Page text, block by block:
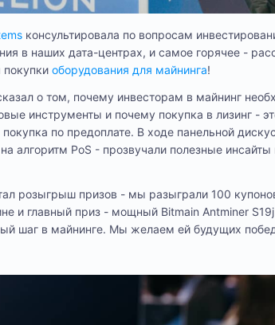
консультировала по вопросам
в наших дата-центрах, и самое горячее -
оборудования для майнинга!
о том, почему инвесторам в майнинг
инструменты и почему покупка в лизинг -
по предоплате. В ходе панельной
алгоритм PoS - прозвучали полезные
розыгрыш призов - мы разыграли 100
и главный приз - мощный Bitmain Antminer
шаг в майнинге. Мы желаем ей будущих